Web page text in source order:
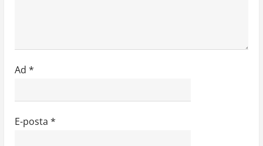
Ad *
E-posta *